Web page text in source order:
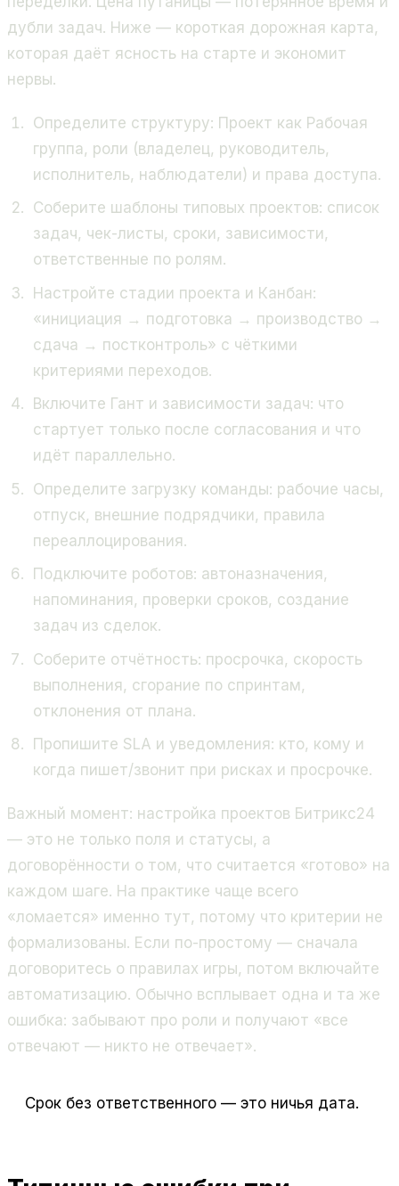
дубли задач. Ниже — короткая дорожная карта,
которая даёт ясность на старте и экономит
нервы.
Определите структуру: Проект как Рабочая
группа, роли (владелец, руководитель,
исполнитель, наблюдатели) и права доступа.
Соберите шаблоны типовых проектов: список
задач, чек-листы, сроки, зависимости,
ответственные по ролям.
Настройте стадии проекта и Канбан:
«инициация → подготовка → производство →
сдача → постконтроль» с чёткими
критериями переходов.
Включите Гант и зависимости задач: что
стартует только после согласования и что
идёт параллельно.
Определите загрузку команды: рабочие часы,
отпуск, внешние подрядчики, правила
переаллоцирования.
Подключите роботов: автоназначения,
напоминания, проверки сроков, создание
задач из сделок.
Соберите отчётность: просрочка, скорость
выполнения, сгорание по спринтам,
отклонения от плана.
Пропишите SLA и уведомления: кто, кому и
когда пишет/звонит при рисках и просрочке.
Важный момент: настройка проектов Битрикс24
— это не только поля и статусы, а
договорённости о том, что считается «готово» на
каждом шаге. На практике чаще всего
«ломается» именно тут, потому что критерии не
формализованы. Если по-простому — сначала
договоритесь о правилах игры, потом включайте
автоматизацию. Обычно всплывает одна и та же
ошибка: забывают про роли и получают «все
отвечают — никто не отвечает».
Срок без ответственного — это ничья дата.